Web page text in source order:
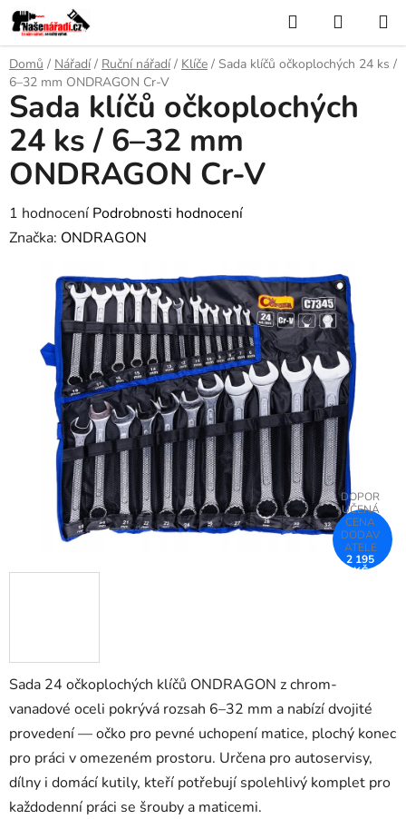
Přejít
na
obsah
Hledat
KOŠÍK
Domů / Nářadí / Ruční nářadí / Klíče / Sada klíčů očkoplochých 24 ks /
6–32 mm ONDRAGON Cr-V
Sada 24 očkoplochých klíčů ONDRAGON z chrom-
vanadové oceli pokrývá rozsah 6–32 mm a nabízí dvojité
provedení — očko pro pevné uchopení matice, plochý konec
pro práci v omezeném prostoru. Určena pro autoservisy,
dílny i domácí kutily, kteří potřebují spolehlivý komplet pro
každodenní práci se šrouby a maticemi.
Sada klíčů očkoplochých
24 ks / 6–32 mm
ONDRAGON Cr-V
Průměrné
hodnocení
hvězdiček.
1 hodnocení Podrobnosti hodnocení
Značka: ONDRAGON
2 195
KČ